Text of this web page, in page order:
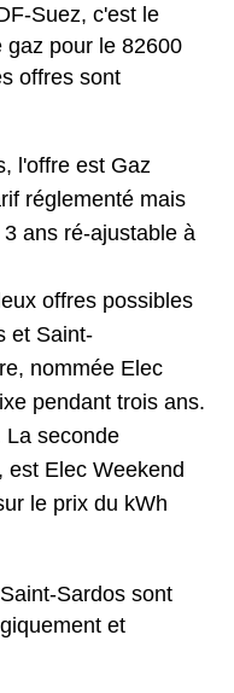
Suez, c'est le
gaz pour le 82600
offres sont
l'offre est Gaz
réglementé mais
ans ré-ajustable à
offres possibles
et Saint-
nommée Elec
pendant trois ans.
La seconde
est Elec Weekend
le prix du kWh
Sardos sont
et